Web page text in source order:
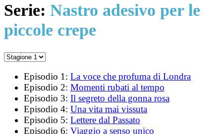
Serie: Nastro adesivo per le
piccole crepe
Episodio 1: La voce che profuma di Londra
Episodio 2: Momenti rubati al tempo
Episodio 3: Il segreto della gonna rosa
Episodio 4: Una vita mai vissuta
Episodio 5: Lettere dal Passato
Episodio 6: Viaggio a senso unico